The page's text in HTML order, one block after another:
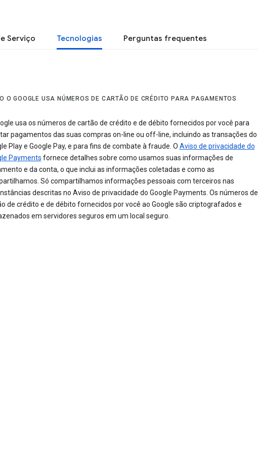
Serviço Tecnologias Perguntas frequentes
O GOOGLE USA NÚMEROS DE CARTÃO DE CRÉDITO PARA PAGAMENTOS
usa os números de cartão de crédito e de débito fornecidos por você para
pagamentos das suas compras on-line ou off-line, incluindo as transações do
Play e Google Pay, e para fins de combate à fraude. O Aviso de privacidade do
Payments fornece detalhes sobre como usamos suas informações de
e da conta, o que inclui as informações coletadas e como as
Só compartilhamos informações pessoais com terceiros nas
descritas no Aviso de privacidade do Google Payments. Os números de
de crédito e de débito fornecidos por você ao Google são criptografados e
em servidores seguros em um local seguro.